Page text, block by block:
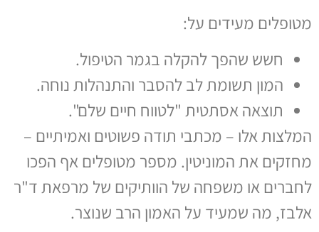
מטופלים מעידים על:
חשש שהפך להקלה בגמר הטיפול.
המון תשומת לב להסבר והתנהלות נוחה.
תוצאה אסתטית "לטווח חיים שלם".
המלצות אלו – מכתבי תודה פשוטים ואמיתיים –
מחזקים את המוניטין. מספר מטופלים אף הפכו
לחברים או משפחה של הוותיקים של מרפאת ד"ר
אלבז, מה שמעיד על האמון הרב שנוצר.